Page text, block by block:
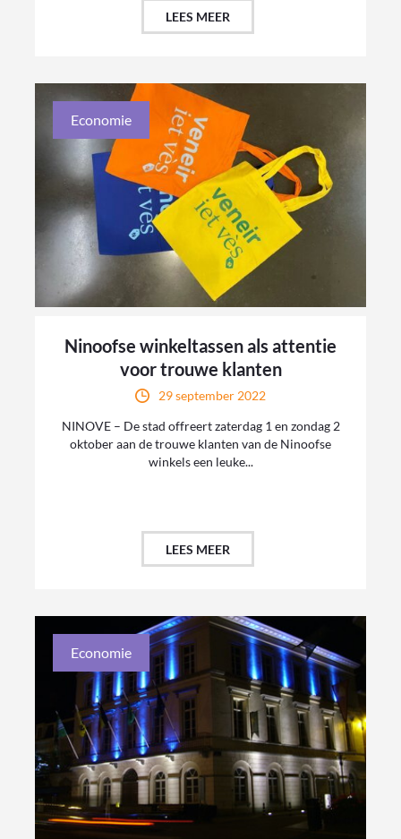
LEES MEER
Economie
Ninoofse winkeltassen als attentie
voor trouwe klanten
29 september 2022
NINOVE – De stad offreert zaterdag 1 en zondag 2
oktober aan de trouwe klanten van de Ninoofse
winkels een leuke...
LEES MEER
Economie